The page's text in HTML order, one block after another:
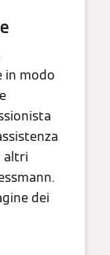
in modo
altri
dei